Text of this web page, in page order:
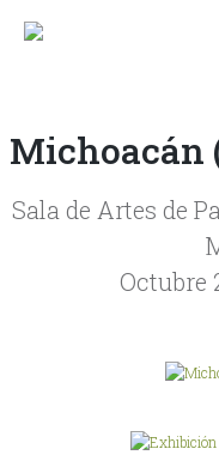
Michoacán
Sala de Artes de
Octubre